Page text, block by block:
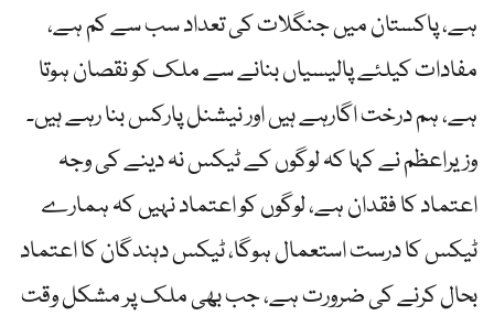
ہے، پاکستان میں جنگلات کی تعداد سب سے کم ہے،
مفادات کیلئے پالیسیاں بنانے سے ملک کو نقصان ہوتا
ہے، ہم درخت اگارہے ہیں اور نیشنل پارکس بنا رہے ہیں۔
وزیراعظم نے کہا کہ لوگوں کے ٹیکس نہ دینے کی وجہ
اعتماد کا فقدان ہے، لوگوں کو اعتماد نہیں کہ ہمارے
ٹیکس کا درست استعمال ہوگا، ٹیکس دہندگان کا اعتماد
بحال کرنے کی ضرورت ہے، جب بھی ملک پر مشکل وقت